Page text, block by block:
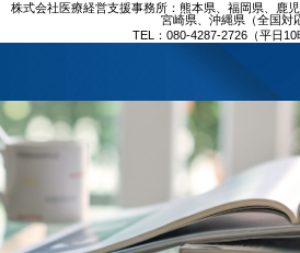
株式会社医療経営支援事務所：熊本県、福岡県、鹿
宮崎県、沖縄県（全国対
TEL：080-4287-2726（平日10